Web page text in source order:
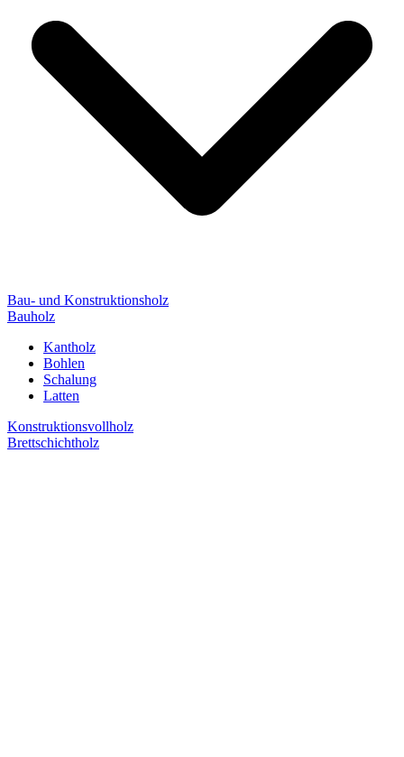
Bau- und Konstruktionsholz
Bauholz
Kantholz
Bohlen
Schalung
Latten
Konstruktionsvollholz
Brettschichtholz